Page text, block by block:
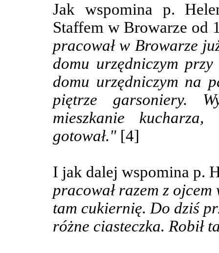
Jak wspomina p.
Staffem w Browarze od
pracował w Browarze
domu urzędniczym
domu urzędniczym na
piętrze garsoniery.
mieszkanie
gotował." [4]
I jak dalej wspomina p.
pracował razem z
tam cukiernię. Do dziś
różne ciasteczka. Robił